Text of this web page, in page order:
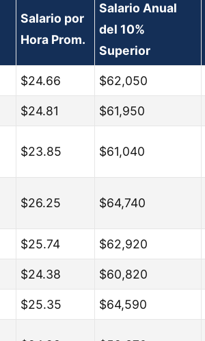
Salario por
Hora Prom.
Salario Anual
del 10%
Superior
$24.66 $62,050
$24.81 $61,950
$23.85 $61,040
$26.25 $64,740
$25.74 $62,920
$24.38 $60,820
$25.35 $64,590